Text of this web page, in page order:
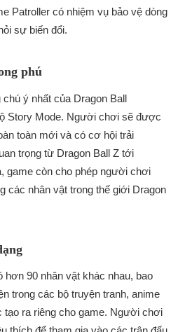
Patroller có nhiệm vụ bảo vệ dòng
sự biến đổi.
phú
ý nhất của Dragon Ball
Story Mode. Người chơi sẽ được
toàn mới và có cơ hội trải
trọng từ Dragon Ball Z tới
game còn cho phép người chơi
các nhân vật trong thế giới Dragon
hơn 90 nhân vật khác nhau, bao
trong các bộ truyện tranh, anime
ra riêng cho game. Người chơi